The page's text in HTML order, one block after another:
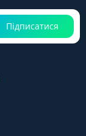
Підписатися